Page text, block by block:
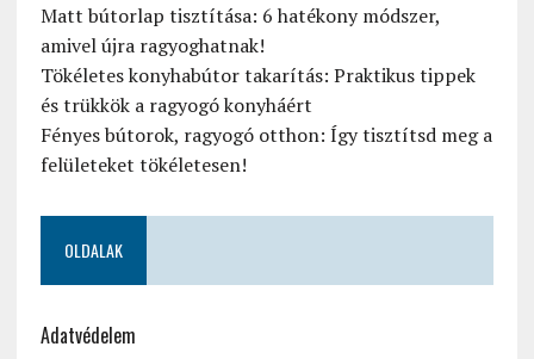
Matt bútorlap tisztítása: 6 hatékony módszer,
amivel újra ragyoghatnak!
Tökéletes konyhabútor takarítás: Praktikus tippek
és trükkök a ragyogó konyháért
Fényes bútorok, ragyogó otthon: Így tisztítsd meg a
felületeket tökéletesen!
OLDALAK
Adatvédelem